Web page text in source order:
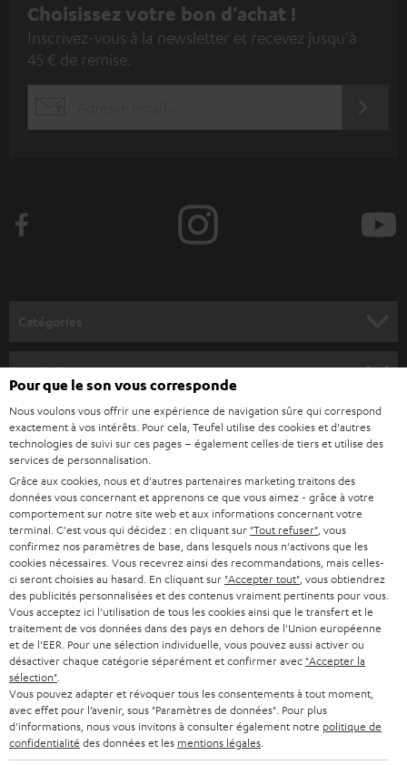
I
n
s
z
s
à
l
a
n
e
w
s
l
e
t
t
e
r
Choisissez votre bon d'achat !
Inscrivez-vous à la newsletter et recevez jusqu'à
45 € de remise.
BARRES DE SON
STEREO
SMART HOME
BLUETOOTH
CASQUES AUDIO
CASQUES BLUETOOTH AUDIO
SYSTEMES COMPLETS
ENCEINTES
Société
SUPPORT
CARRIÈRE
PRESSE
B2B
NEWSLETTER
MAGASINS
AVANTAGES D’ACHAT
L’HISTOIRE DE TEUFEL
Boutiques en ligne Teufel
ALLEMAGNE
AUTRICHE
SUISSE
PAYS-BAS
BELGIQUE
FRANCE
POLOGNE
Pour que le son vous corresponde
Nous voulons vous offrir une expérience de navigation sûre qui correspond
exactement à vos intérêts. Pour cela, Teufel utilise des cookies et d'autres
technologies de suivi sur ces pages – également celles de tiers et utilise des
services de personnalisation.
Grâce aux cookies, nous et d'autres partenaires marketing traitons des
données vous concernant et apprenons ce que vous aimez - grâce à votre
comportement sur notre site web et aux informations concernant votre
terminal. C'est vous qui décidez : en cliquant sur "Tout refuser" , vous
confirmez nos paramètres de base, dans lesquels nous n'activons que les
cookies nécessaires. Vous recevrez ainsi des recommandations, mais celles-
ci seront choisies au hasard. En cliquant sur "Accepter tout" , vous obtiendrez
des publicités personnalisées et des contenus vraiment pertinents pour vous.
Vous acceptez ici l'utilisation de tous les cookies ainsi que le transfert et le
traitement de vos données dans des pays en dehors de l'Union européenne
et de l'EER. Pour une sélection individuelle, vous pouvez aussi activer ou
désactiver chaque catégorie séparément et confirmer avec "Accepter la
sélection"
Vous pouvez adapter et révoquer tous les consentements à tout moment,
avec effet pour l’avenir, sous "Paramètres de données". Pour plus
d'informations, nous vous invitons à consulter également notre politique de
confidentialité des données et les mentions légales